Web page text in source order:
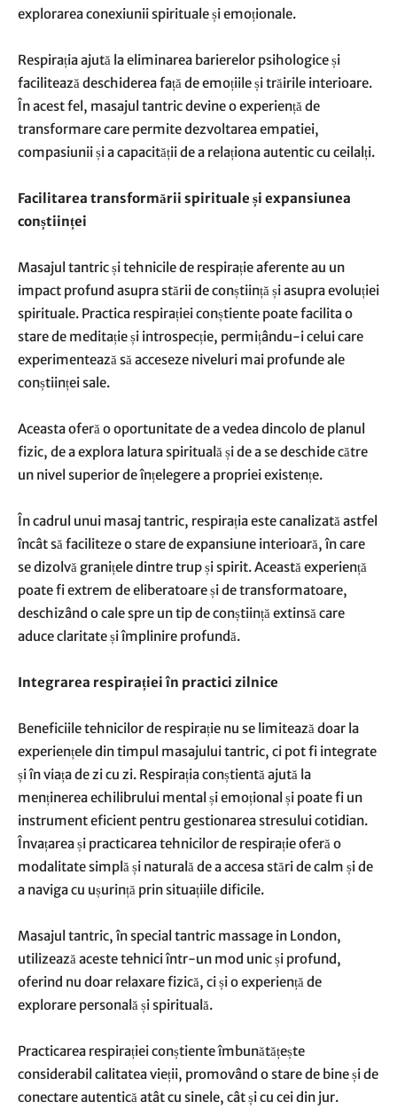
explorarea conexiunii spirituale și emoționale.
Respirația ajută la eliminarea barierelor psihologice și
facilitează deschiderea față de emoțiile și trăirile interioare.
În acest fel, masajul tantric devine o experiență de
transformare care permite dezvoltarea empatiei,
compasiunii și a capacității de a relaționa autentic cu ceilalți.
Facilitarea transformării spirituale și expansiunea
conștiinței
Masajul tantric și tehnicile de respirație aferente au un
impact profund asupra stării de conștiință și asupra evoluției
spirituale. Practica respirației conștiente poate facilita o
stare de meditație și introspecție, permițându-i celui care
experimentează să acceseze niveluri mai profunde ale
conștiinței sale.
Aceasta oferă o oportunitate de a vedea dincolo de planul
fizic, de a explora latura spirituală și de a se deschide către
un nivel superior de înțelegere a propriei existențe.
În cadrul unui masaj tantric, respirația este canalizată astfel
încât să faciliteze o stare de expansiune interioară, în care
se dizolvă granițele dintre trup și spirit. Această experiență
poate fi extrem de eliberatoare și de transformatoare,
deschizând o cale spre un tip de conștiință extinsă care
aduce claritate și împlinire profundă.
Integrarea respirației în practici zilnice
Beneficiile tehnicilor de respirație nu se limitează doar la
experiențele din timpul masajului tantric, ci pot fi integrate
și în viața de zi cu zi. Respirația conștientă ajută la
menținerea echilibrului mental și emoțional și poate fi un
instrument eficient pentru gestionarea stresului cotidian.
Învațarea și practicarea tehnicilor de respirație oferă o
modalitate simplă și naturală de a accesa stări de calm și de
a naviga cu ușurință prin situațiile dificile.
Masajul tantric, în special tantric massage in London,
utilizează aceste tehnici într-un mod unic și profund,
oferind nu doar relaxare fizică, ci și o experiență de
explorare personală și spirituală.
Practicarea respirației conștiente îmbunătățește
considerabil calitatea vieții, promovând o stare de bine și de
conectare autentică atât cu sinele, cât și cu cei din jur.